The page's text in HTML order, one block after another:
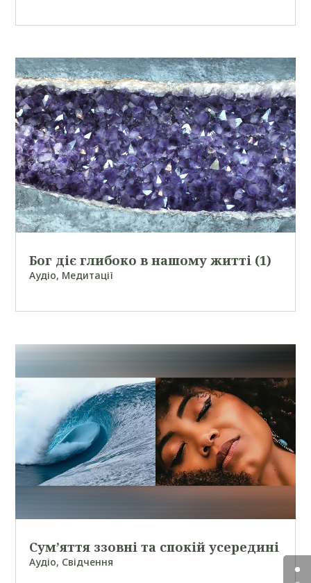
Бог діє глибоко в нашому житті (1)
Аудіо, Медитації
Сум’яття ззовні та спокій усередині
Аудіо, Свідчення